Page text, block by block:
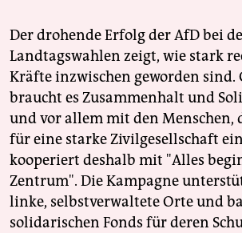
Der drohende Erfolg der AfD bei
Landtagswahlen zeigt, wie stark
Kräfte inzwischen geworden sind.
braucht es Zusammenhalt und
und vor allem mit den Menschen,
für eine starke Zivilgesellschaft
kooperiert deshalb mit "Alles
Zentrum". Die Kampagne
linke, selbstverwaltete Orte und
solidarischen Fonds für deren